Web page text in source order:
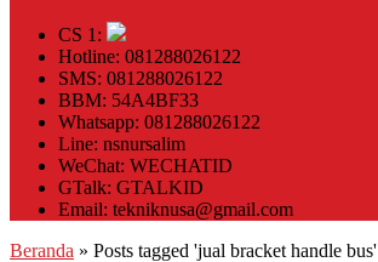
CS 1:
Hotline: 081288026122
SMS: 081288026122
BBM: 54A4BF33
Whatsapp: 081288026122
Line: nsnursalim
WeChat: WECHATID
GTalk: GTALKID
Email: tekniknusa@gmail.com
Beranda » Posts tagged 'jual bracket handle bus'